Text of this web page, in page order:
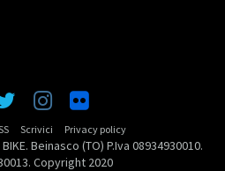
Scrivici Privacy policy
Beinasco (TO) P.Iva 08934930010.
Copyright 2020